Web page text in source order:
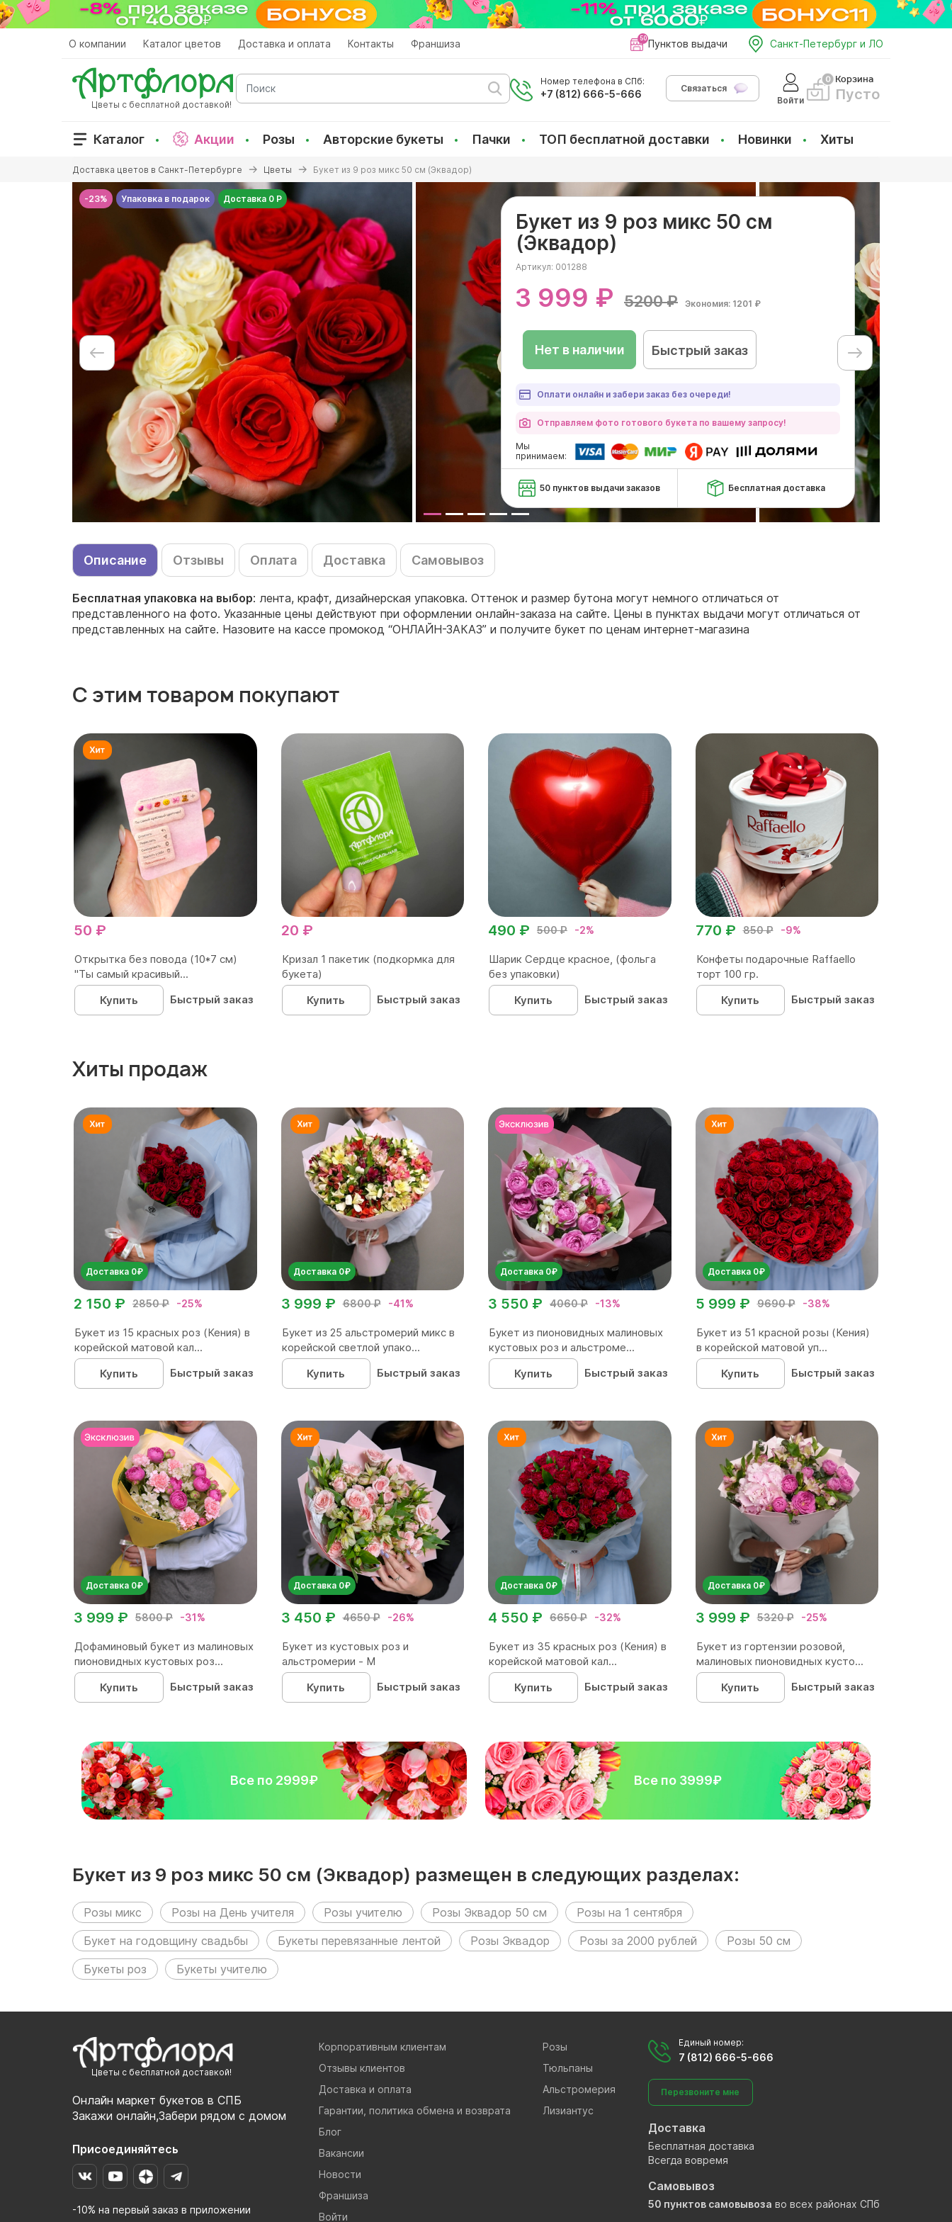
Перейти
к
О компании Каталог цветов Доставка и оплата Контакты Франшиза Пунктов выдачи Санкт-Петербург и ЛО
Цветы с бесплатной доставкой!
Поиск
Номер телефона в СПб:
+7 (812) 666-5-666
Связаться
Войти
Корзина
Пусто
Каталог Акции Розы Авторские букеты Пачки ТОП бесплатной доставки Новинки Хиты
здесь
Доставка цветов в Санкт-Петербурге Цветы Букет из 9 роз микс 50 см (Эквадор)
-23% Упаковка в подарок Доставка 0 Р
Букет из 9 роз микс 50 см
(Эквадор)
Артикул: 001288
3 999 ₽ 5200 ₽ Экономия: 1201 ₽
Нет в наличии Быстрый заказ
Оплати онлайн и забери заказ без очереди!
Отправляем фото готового букета по вашему запросу!
Мы
принимаем:
50 пунктов выдачи заказов Бесплатная доставка
Описание Отзывы Оплата Доставка Самовывоз
Бесплатная упаковка на выбор: лента, крафт, дизайнерская упаковка. Оттенок и размер бутона могут немного отличаться от
представленного на фото. Указанные цены действуют при оформлении онлайн-заказа на сайте. Цены в пунктах выдачи могут отличаться от
представленных на сайте. Назовите на кассе промокод “ОНЛАЙН-ЗАКАЗ” и получите букет по ценам интернет-магазина
С этим товаром покупают
50 ₽
Открытка без повода (10*7 см)
"Ты самый красивый...
Купить
Быстрый заказ
20 ₽
Кризал 1 пакетик (подкормка для
букета)
Купить
Быстрый заказ
500 ₽ -2%
490 ₽
Шарик Сердце красное, (фольга
без упаковки)
Купить
Быстрый заказ
850 ₽ -9%
770 ₽
Конфеты подарочные Raffaello
торт 100 гр.
Купить
Быстрый заказ
Хиты продаж
Доставка 0₽
2850 ₽ -25%
2 150 ₽
Букет из 15 красных роз (Кения) в
корейской матовой кал...
Купить
Быстрый заказ
Доставка 0₽
6800 ₽ -41%
3 999 ₽
Букет из 25 альстромерий микс в
корейской светлой упако...
Купить
Быстрый заказ
Доставка 0₽
4060 ₽ -13%
3 550 ₽
Букет из пионовидных малиновых
кустовых роз и альстроме...
Купить
Быстрый заказ
Доставка 0₽
9690 ₽ -38%
5 999 ₽
Букет из 51 красной розы (Кения)
в корейской матовой уп...
Купить
Быстрый заказ
Доставка 0₽
5800 ₽ -31%
3 999 ₽
Дофаминовый букет из малиновых
пионовидных кустовых роз...
Купить
Быстрый заказ
Доставка 0₽
4650 ₽ -26%
3 450 ₽
Букет из кустовых роз и
альстромерии - М
Купить
Быстрый заказ
Доставка 0₽
6650 ₽ -32%
4 550 ₽
Букет из 35 красных роз (Кения) в
корейской матовой кал...
Купить
Быстрый заказ
Доставка 0₽
5320 ₽ -25%
3 999 ₽
Букет из гортензии розовой,
малиновых пионовидных кусто...
Купить
Быстрый заказ
Все по 2999₽ Все по 3999₽
Букет из 9 роз микс 50 см (Эквадор) размещен в следующих разделах:
Розы микс Розы на День учителя Розы учителю Розы Эквадор 50 см
Розы на 1 сентября
Букет на годовщину свадьбы
Букеты перевязанные лентой Розы Эквадор Розы за 2000 рублей
Розы 50 см
Букеты роз
Букеты учителю
Цветы с бесплатной доставкой!
Онлайн маркет букетов в СПБ
Закажи онлайн,Забери рядом с домом
Присоединяйтесь
-10% на первый заказ в приложении
Корпоративным клиентам
Отзывы клиентов
Доставка и оплата
Гарантии, политика обмена и возврата
Блог
Вакансии
Новости
Франшиза
Войти
Розы
Тюльпаны
Альстромерия
Лизиантус
Единый номер:
7 (812) 666-5-666
Перезвоните мне
Доставка
Бесплатная доставка
Всегда вовремя
Самовывоз
50 пунктов самовывоза во всех районах СПб